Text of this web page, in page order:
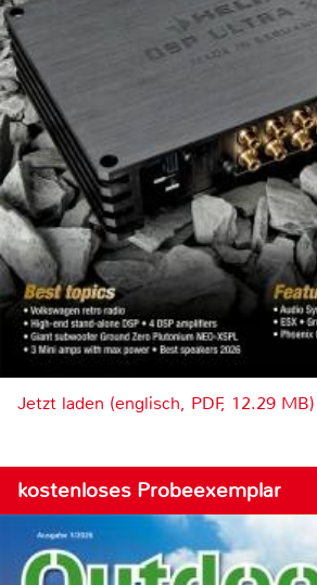
Jetzt laden (englisch, PDF, 12.29 MB)
kostenloses Probeexemplar